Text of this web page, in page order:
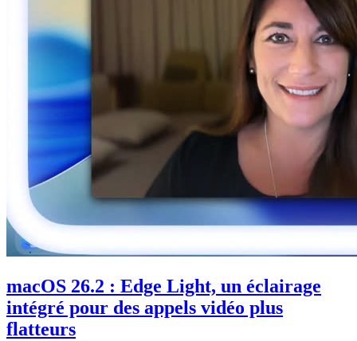
macOS 26.2 : Edge Light, un éclairage
intégré pour des appels vidéo plus
flatteurs